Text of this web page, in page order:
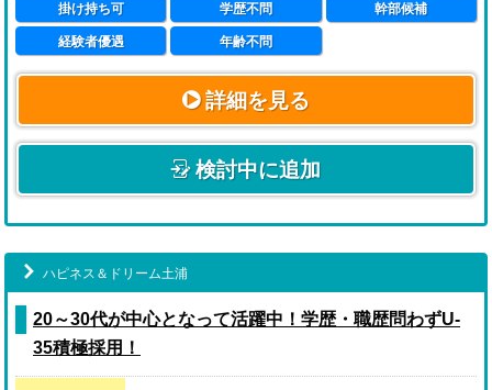
掛け持ち可 学歴不問 幹部候補
経験者優遇 年齢不問
詳細を見る
検討中に追加
ハピネス＆ドリーム土浦
20～30代が中心となって活躍中！学歴・職歴問わずU-
35積極採用！